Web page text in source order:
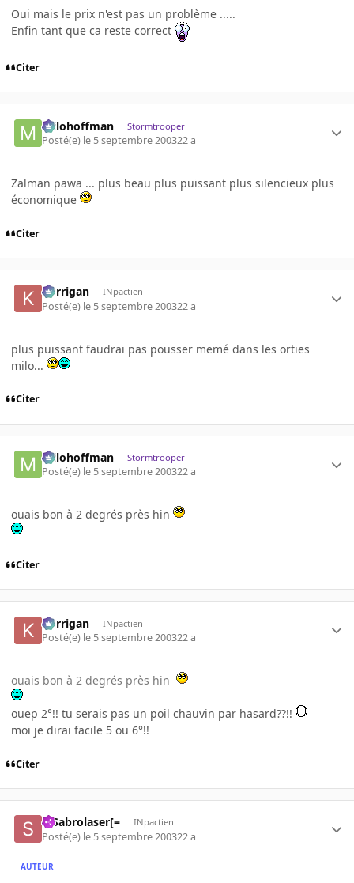
Oui mais le prix n'est pas un problème .....
Enfin tant que ca reste correct
Citer
milohoffman Stormtrooper
Posté(e) le 5 septembre 200322 a
Zalman pawa ... plus beau plus puissant plus silencieux plus
économique
Citer
korrigan INpactien
Posté(e) le 5 septembre 200322 a
plus puissant faudrai pas pousser memé dans les orties
milo...
Citer
milohoffman Stormtrooper
Posté(e) le 5 septembre 200322 a
ouais bon à 2 degrés près hin
Citer
korrigan INpactien
Posté(e) le 5 septembre 200322 a
ouais bon à 2 degrés près hin
ouep 2°!! tu serais pas un poil chauvin par hasard??!!
moi je dirai facile 5 ou 6°!!
Citer
=]Sabrolaser[= INpactien
Posté(e) le 5 septembre 200322 a
AUTEUR